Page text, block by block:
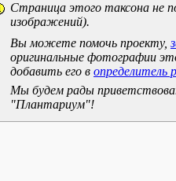
Страница этого таксона не
изображений).
Вы можете помочь проекту,
оригинальные фотографии
добавить его в определитель
Мы будем рады
"Плантариум"!